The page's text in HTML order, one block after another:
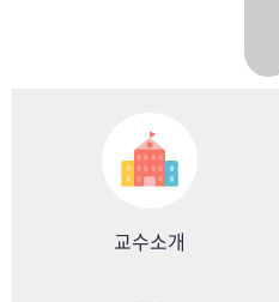
교수소개